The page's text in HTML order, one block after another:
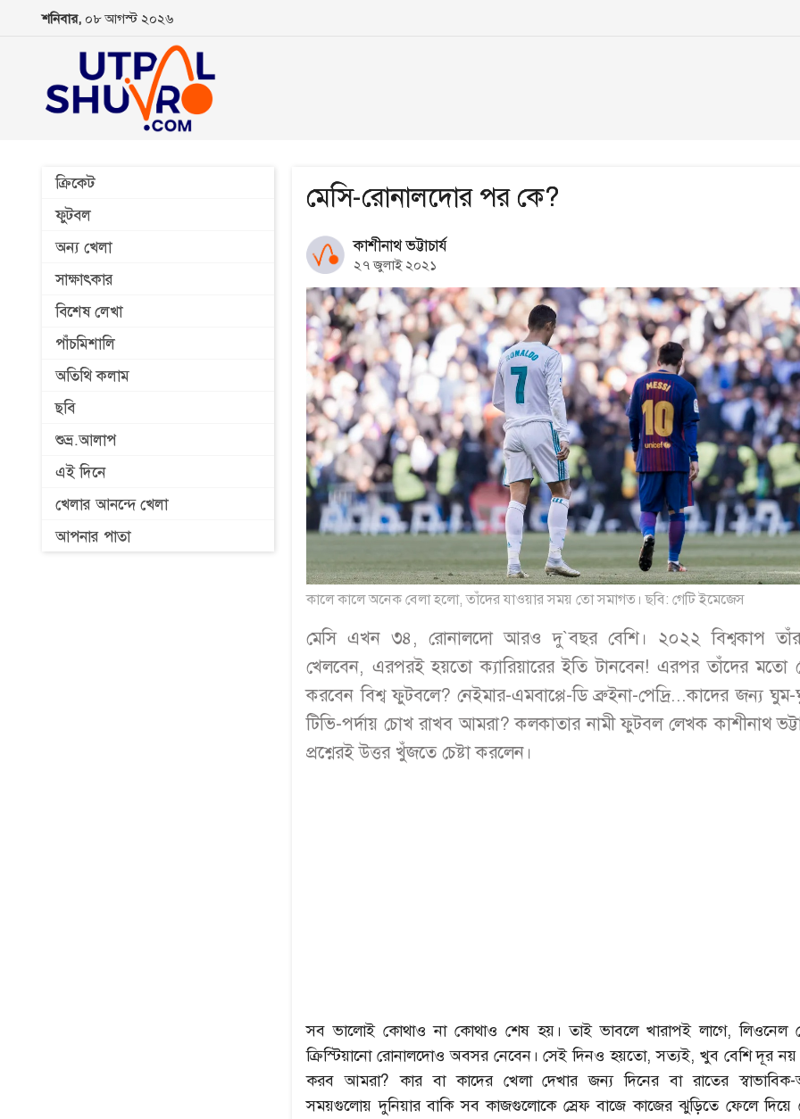
শনিবার, ০৮ আগস্ট ২০২৬
ক্রিকেট
ফুটবল
অন্য খেলা
সাক্ষাৎকার
বিশেষ লেখা
পাঁচমিশালি
অতিথি কলাম
ছবি
শুভ্র.আলাপ
এই দিনে
খেলার আনন্দে খেলা
আপনার পাতা
মেসি-রোনালদোর পর কে?
কাশীনাথ ভট্টাচার্য
২৭ জুলাই ২০২১
কালে কালে অনেক বেলা হলো, তাঁদের যাওয়ার সময় তো সমাগত। ছবি: গেটি ইমেজেস
মেসি এখন ৩৪, রোনালদো আরও দু`বছর বেশি। ২০২২ বিশ্বকাপ
খেলবেন, এরপরই হয়তো ক্যারিয়ারের ইতি টানবেন! এরপর তাঁদের মতো
করবেন বিশ্ব ফুটবলে? নেইমার-এমবাপ্পে-ডি ব্রুইনা-পেদ্রি...কাদের জন্য
টিভি-পর্দায় চোখ রাখব আমরা? কলকাতার নামী ফুটবল লেখক কাশীনাথ
প্রশ্নেরই উত্তর খুঁজতে চেষ্টা করলেন।
সব ভালোই কোথাও না কোথাও শেষ হয়। তাই ভাবলে খারাপই লাগে, লিওনেল
ক্রিস্টিয়ানো রোনালদোও অবসর নেবেন। সেই দিনও হয়তো, সত্যই, খুব বেশি দূর
করব আমরা? কার বা কাদের খেলা দেখার জন্য দিনের বা রাতের স্বাভাবিক-
সময়গুলোয় দুনিয়ার বাকি সব কাজগুলোকে স্রেফ বাজে কাজের ঝুড়িতে ফেলে দিয়ে